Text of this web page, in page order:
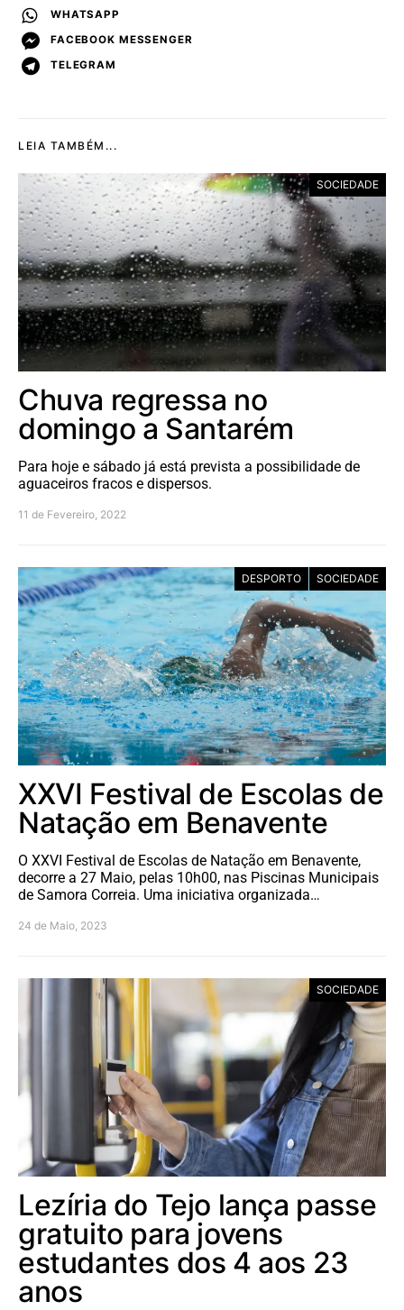
WHATSAPP
FACEBOOK MESSENGER
TELEGRAM
LEIA TAMBÉM...
SOCIEDADE
Chuva regressa no
domingo a Santarém
Para hoje e sábado já está prevista a possibilidade de
aguaceiros fracos e dispersos.
11 de Fevereiro, 2022
DESPORTO SOCIEDADE
XXVI Festival de Escolas de
Natação em Benavente
O XXVI Festival de Escolas de Natação em Benavente,
decorre a 27 Maio, pelas 10h00, nas Piscinas Municipais
de Samora Correia. Uma iniciativa organizada…
24 de Maio, 2023
SOCIEDADE
Lezíria do Tejo lança passe
gratuito para jovens
estudantes dos 4 aos 23
anos